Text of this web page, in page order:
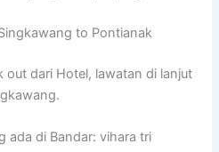
to Pontianak
out dari Hotel, lawatan di lanjut
ada di Bandar: vihara tri